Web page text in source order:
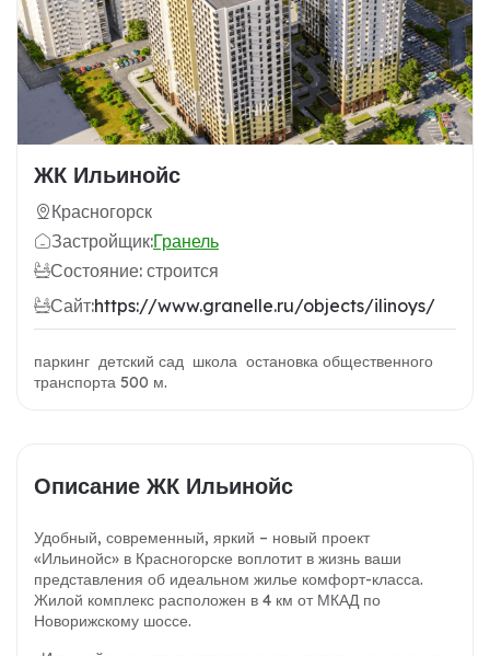
ЖК Ильинойс
Красногорск
Застройщик:Гранель
Состояние: строится
Сайт:https://www.granelle.ru/objects/ilinoys/
паркинг детский сад школа остановка общественного
транспорта 500 м.
Описание ЖК Ильинойс
Удобный, современный, яркий – новый проект
«Ильинойс» в Красногорске воплотит в жизнь ваши
представления об идеальном жилье комфорт-класса.
Жилой комплекс расположен в 4 км от МКАД по
Новорижскому шоссе.